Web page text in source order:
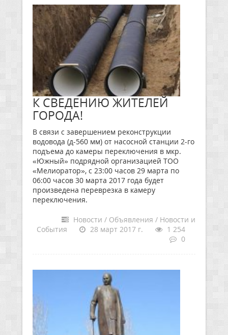
К СВЕДЕНИЮ ЖИТЕЛЕЙ
ГОРОДА!
В связи с завершением реконструкции
водовода (д-560 мм) от насосной станции 2-го
подъема до камеры переключения в мкр.
«Южный» подрядной организацией ТОО
«Мелиоратор», с 23:00 часов 29 марта по
06:00 часов 30 марта 2017 года будет
произведена переврезка в камеру
переключения.
Новости / Объявления / Новости и
События
28 март 2017 г.
1 254
0